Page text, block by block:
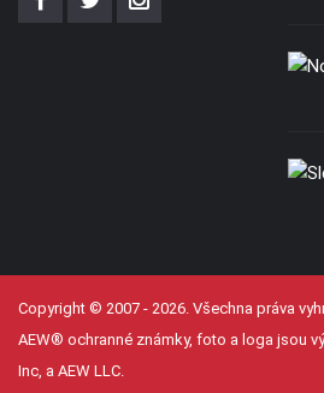
Copyright © 2007 - 2026. Všechna práva
AEW® ochranné známky, foto a loga jsou
Inc, a AEW LLC.